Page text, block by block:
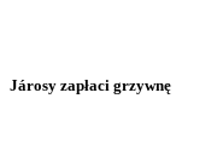
Járosy zapłaci grzywnę